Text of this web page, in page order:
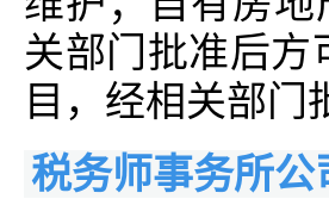
关部门批准后方
目，经相关部门
税务师事务所公